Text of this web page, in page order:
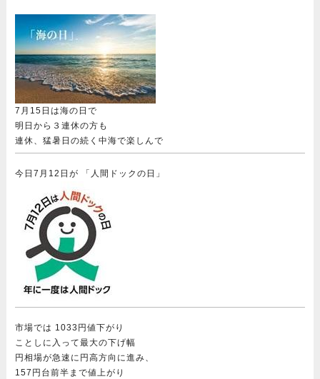
7月15日は海の日で
明日から３連休の方も
連休、猛暑日の続く中海で楽しんで
今日7月12日が 「人間ドックの日」
市場では 1033円値下がり
ことしに入って最大の下げ幅
円相場が急速に円高方向に進み、
157円台前半まで値上がり